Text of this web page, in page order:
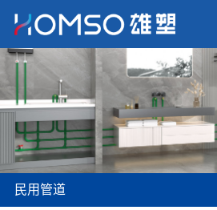
关于雄塑
产品中心
品牌服务
民用管道